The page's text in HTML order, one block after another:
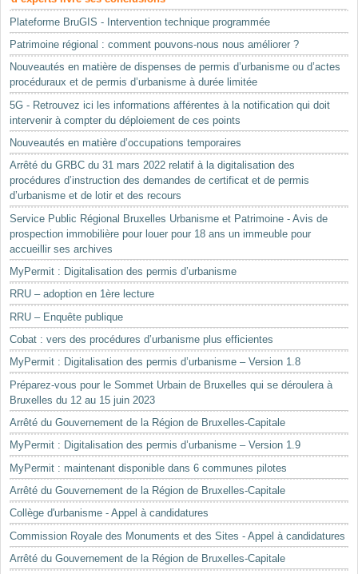
Plateforme BruGIS - Intervention technique programmée
Patrimoine régional : comment pouvons-nous nous améliorer ?
Nouveautés en matière de dispenses de permis d’urbanisme ou d’actes
procéduraux et de permis d’urbanisme à durée limitée
5G - Retrouvez ici les informations afférentes à la notification qui doit
intervenir à compter du déploiement de ces points
Nouveautés en matière d’occupations temporaires
Arrêté du GRBC du 31 mars 2022 relatif à la digitalisation des
procédures d’instruction des demandes de certificat et de permis
d’urbanisme et de lotir et des recours
Service Public Régional Bruxelles Urbanisme et Patrimoine - Avis de
prospection immobilière pour louer pour 18 ans un immeuble pour
accueillir ses archives
MyPermit : Digitalisation des permis d’urbanisme
RRU – adoption en 1ère lecture
RRU – Enquête publique
Cobat : vers des procédures d’urbanisme plus efficientes
MyPermit : Digitalisation des permis d’urbanisme – Version 1.8
Préparez-vous pour le Sommet Urbain de Bruxelles qui se déroulera à
Bruxelles du 12 au 15 juin 2023
Arrêté du Gouvernement de la Région de Bruxelles-Capitale
MyPermit : Digitalisation des permis d’urbanisme – Version 1.9
MyPermit : maintenant disponible dans 6 communes pilotes
Arrêté du Gouvernement de la Région de Bruxelles-Capitale
Collège d'urbanisme - Appel à candidatures
Commission Royale des Monuments et des Sites - Appel à candidatures
Arrêté du Gouvernement de la Région de Bruxelles-Capitale